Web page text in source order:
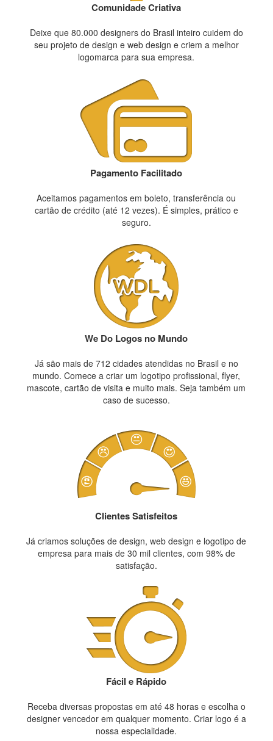
Comunidade Criativa
Deixe que 80.000 designers do Brasil inteiro cuidem do
seu projeto de design e web design e criem a melhor
logomarca para sua empresa.
Pagamento Facilitado
Aceitamos pagamentos em boleto, transferência ou
cartão de crédito (até 12 vezes). É simples, prático e
seguro.
We Do Logos no Mundo
Já são mais de 712 cidades atendidas no Brasil e no
mundo. Comece a criar um logotipo profissional, flyer,
mascote, cartão de visita e muito mais. Seja também um
caso de sucesso.
Clientes Satisfeitos
Já criamos soluções de design, web design e logotipo de
empresa para mais de 30 mil clientes, com 98% de
satisfação.
Fácil e Rápido
Receba diversas propostas em até 48 horas e escolha o
designer vencedor em qualquer momento. Criar logo é a
nossa especialidade.